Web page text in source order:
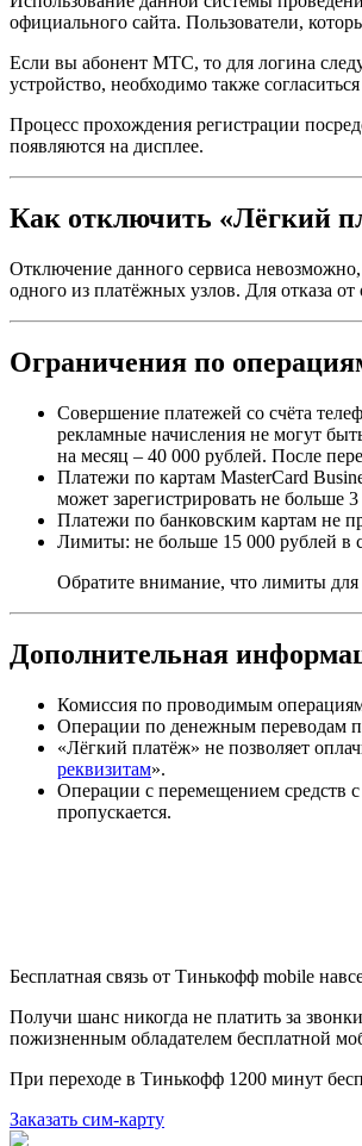
официального сайта. Пользователи,
Если вы абонент МТС, то для логина
устройство, необходимо также
Процесс прохождения регистрации
появляются на дисплее.
Как отключить «Лёгкий
Отключение данного сервиса
одного из платёжных узлов. Для отказа
Ограничения по
Совершение платежей со счёта
рекламные начисления не могут
на месяц – 40 000 рублей. После
Платежи по картам MasterCard
может зарегистрировать не больше
Платежи по банковским картам не
Лимиты: не больше 15 000 рублей в
Обратите внимание, что лимиты
Дополнительная
Комиссия по проводимым
Операции по денежным
«Лёгкий платёж» не позволяет
реквизитам».
Операции с перемещением средств
пропускается.
Бесплатная связь от Тинькофф mobile
Получи шанс никогда не платить за
пожизненным обладателем бесплатной
При переходе в Тинькофф 1200 минут
Заказать сим-карту